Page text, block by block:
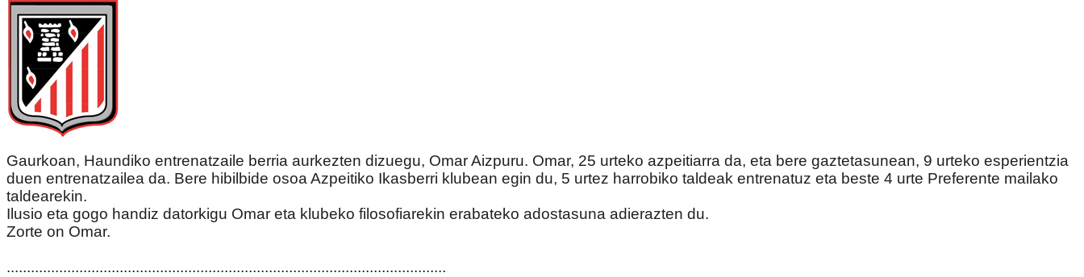
Gaurkoan, Haundiko entrenatzaile berria aurkezten dizuegu, Omar Aizpuru. Omar, 25 urteko azpeitiarra da, eta bere gaztetasunean, 9 urteko esperientzia
duen entrenatzailea da. Bere hibilbide osoa Azpeitiko Ikasberri klubean egin du, 5 urtez harrobiko taldeak entrenatuz eta beste 4 urte Preferente mailako
taldearekin.
Ilusio eta gogo handiz datorkigu Omar eta klubeko filosofiarekin erabateko adostasuna adierazten du.
Zorte on Omar.
.............................................................................................................